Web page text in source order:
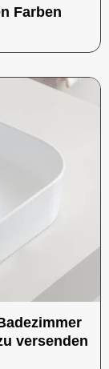
Farben
versenden